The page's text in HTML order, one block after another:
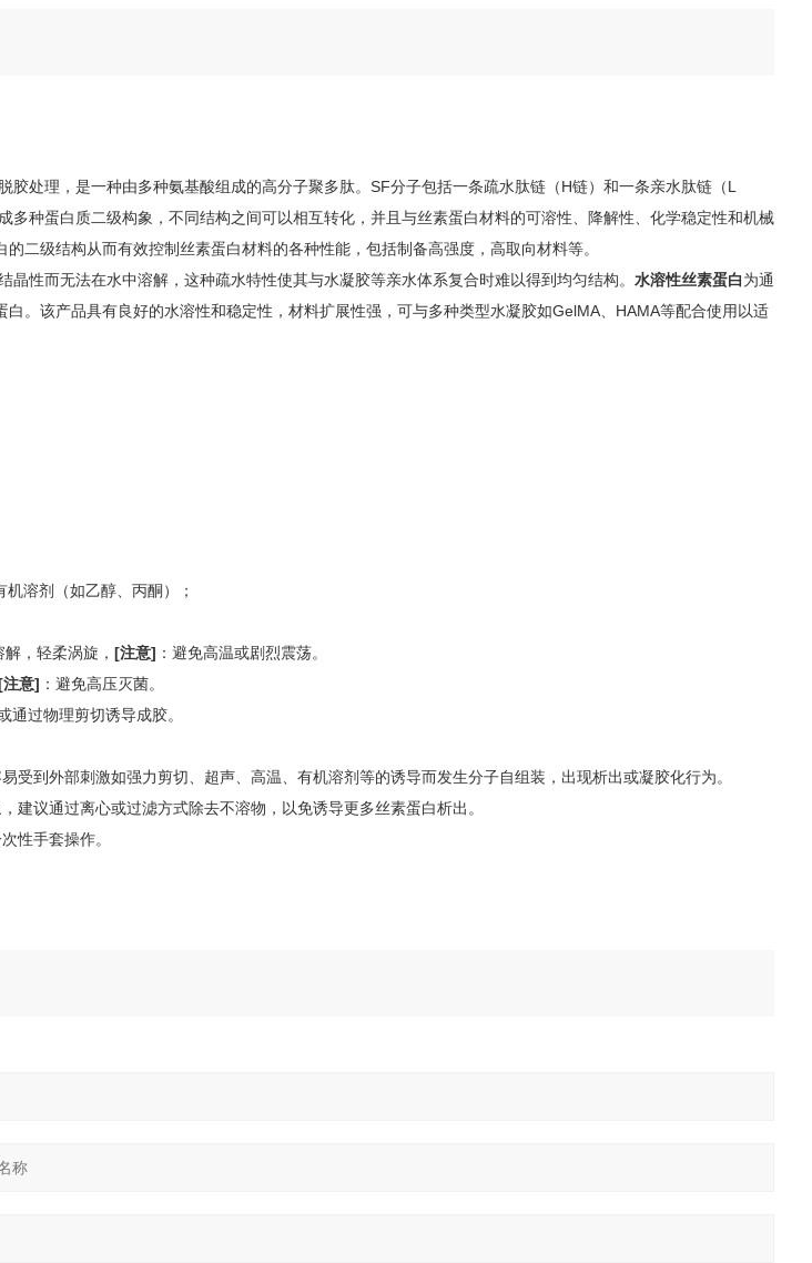
胶处理，是一种由多种氨基酸组成的高分子聚多肽。SF分子包括一条疏水肽链（H链）和一条亲水肽链（L
多种蛋白质二级构象，不同结构之间可以相互转化，并且与丝素蛋白材料的可溶性、降解性、化学稳定性和机械
二级结构从而有效控制丝素蛋白材料的各种性能，包括制备高强度，高取向材料等。
晶性而无法在水中溶解，这种疏水特性使其与水凝胶等亲水体系复合时难以得到均匀结构。水溶性丝素蛋白为通
。该产品具有良好的水溶性和稳定性，材料扩展性强，可与多种类型水凝胶如GelMA、HAMA等配合使用以适
机溶剂（如乙醇、丙酮）；
解，轻柔涡旋，[注意] ：避免高温或剧烈震荡。
意] ：避免高压灭菌。
过物理剪切诱导成胶。
受到外部刺激如强力剪切、超声、高温、有机溶剂等的诱导而发生分子自组装，出现析出或凝胶化行为。
建议通过离心或过滤方式除去不溶物，以免诱导更多丝素蛋白析出。
性手套操作。